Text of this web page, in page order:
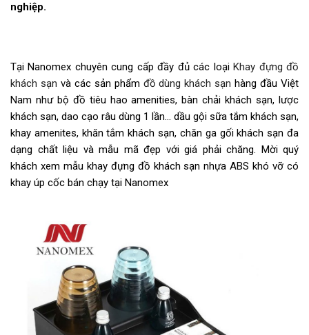
nghiệp.
Tại Nanomex chuyên cung cấp đầy đủ các loại Khay đựng đồ
khách sạn và các sản phẩm đồ dùng khách sạn hàng đầu Việt
Nam như bộ đồ tiêu hao amenities, bàn chải khách sạn, lược
khách sạn, dao cạo râu dùng 1 lần… dầu gội sữa tắm khách sạn,
khay amenites, khăn tắm khách sạn, chăn ga gối khách sạn đa
dạng chất liệu và mẫu mã đẹp với giá phải chăng. Mời quý
khách xem mẫu khay đựng đồ khách sạn nhựa ABS khó vỡ có
khay úp cốc bán chạy tại Nanomex